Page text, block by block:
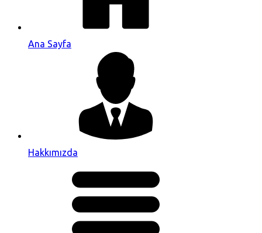
Ana Sayfa
Hakkımızda